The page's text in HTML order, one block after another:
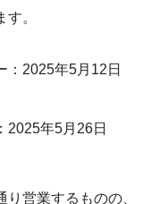
。
：2025年5月12日
2025年5月26日
営業するものの、